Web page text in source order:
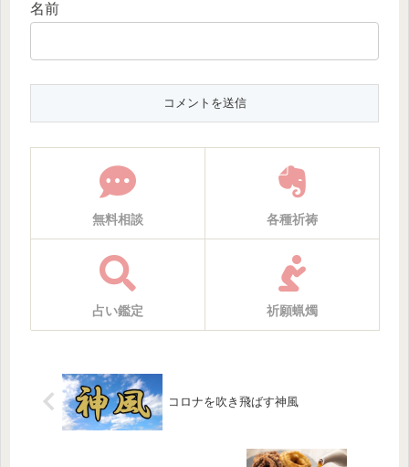
名前
無料相談 各種祈祷
占い鑑定 祈願蝋燭
コロナを吹き飛ばす神風